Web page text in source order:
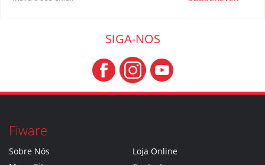
SIGA-NOS
Fiware
Sobre Nós
Loja Online